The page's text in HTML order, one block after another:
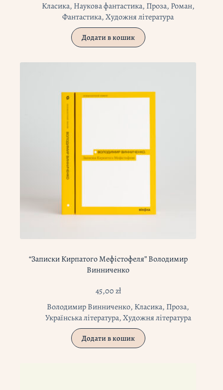
Класика, Наукова фантастика, Проза, Роман,
Фантастика,Художня література
Додати в кошик
“Записки Кирпатого Мефістофеля” Володимир
Винниченко
45,00zł
Володимир Винниченко, Класика, Проза,
Українська література,Художня література
Додати в кошик